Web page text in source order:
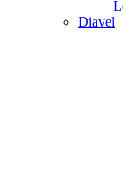
Diavel